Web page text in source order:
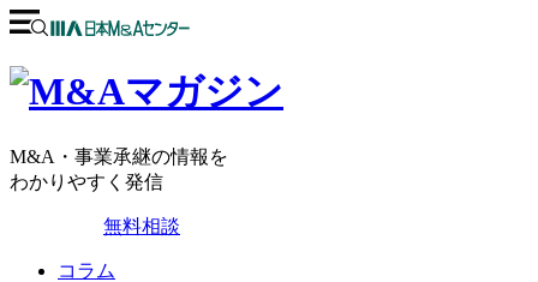
M&A・事業承継の情報を
わかりやすく発信
無料相談
コラム